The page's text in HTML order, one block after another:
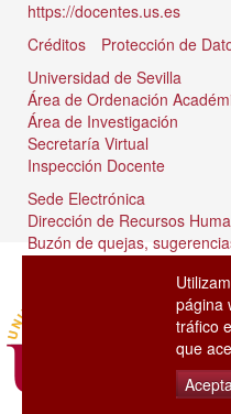
https://docentes.us.es
Créditos
Protección de
Universidad de Sevilla
Área de Ordenación
Área de Investigación
Secretaría Virtual
Inspección Docente
Sede Electrónica
Dirección de Recursos
Buzón de quejas,
página
tráfico
que